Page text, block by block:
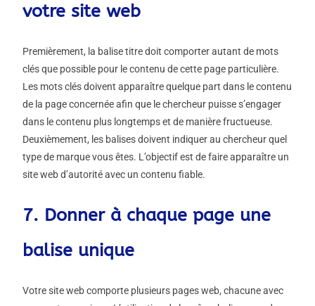
votre site web
Premièrement, la balise titre doit comporter autant de mots
clés que possible pour le contenu de cette page particulière.
Les mots clés doivent apparaître quelque part dans le contenu
de la page concernée afin que le chercheur puisse s’engager
dans le contenu plus longtemps et de manière fructueuse.
Deuxièmement, les balises doivent indiquer au chercheur quel
type de marque vous êtes. L’objectif est de faire apparaître un
site web d’autorité avec un contenu fiable.
7. Donner à chaque page une
balise unique
Votre site web comporte plusieurs pages web, chacune avec